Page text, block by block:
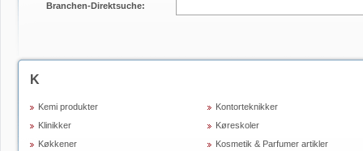
Branchen-Direktsuche:
K
Kemi produkter
Klinikker
Køkkener
Kontorteknikker
Køreskoler
Kosmetik & Parfumer artikler